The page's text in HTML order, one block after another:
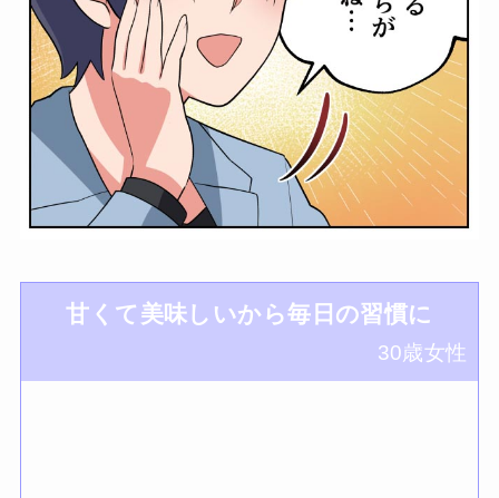
甘くて美味しいから毎日の習慣に
30歳女性